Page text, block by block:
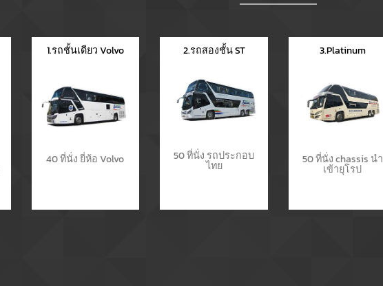
1.รถชั้นเดียว Volvo
40 ที่นั่ง ยี่ห้อ Volvo
2.รถสองชั้น ST
50 ที่นั่ง รถประกอบ
ไทย
3.Platinum
50 ที่นั่ง chassis นำ
เข้ายุโรป